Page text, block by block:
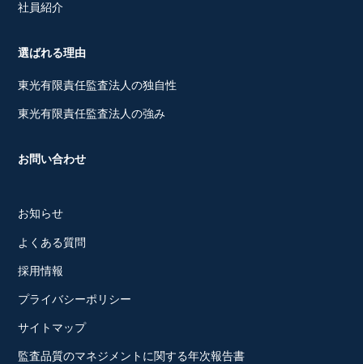
社員紹介
選ばれる理由
東光有限責任監査法人の独自性
東光有限責任監査法人の強み
お問い合わせ
お知らせ
よくある質問
採用情報
プライバシーポリシー
サイトマップ
監査品質のマネジメントに関する年次報告書